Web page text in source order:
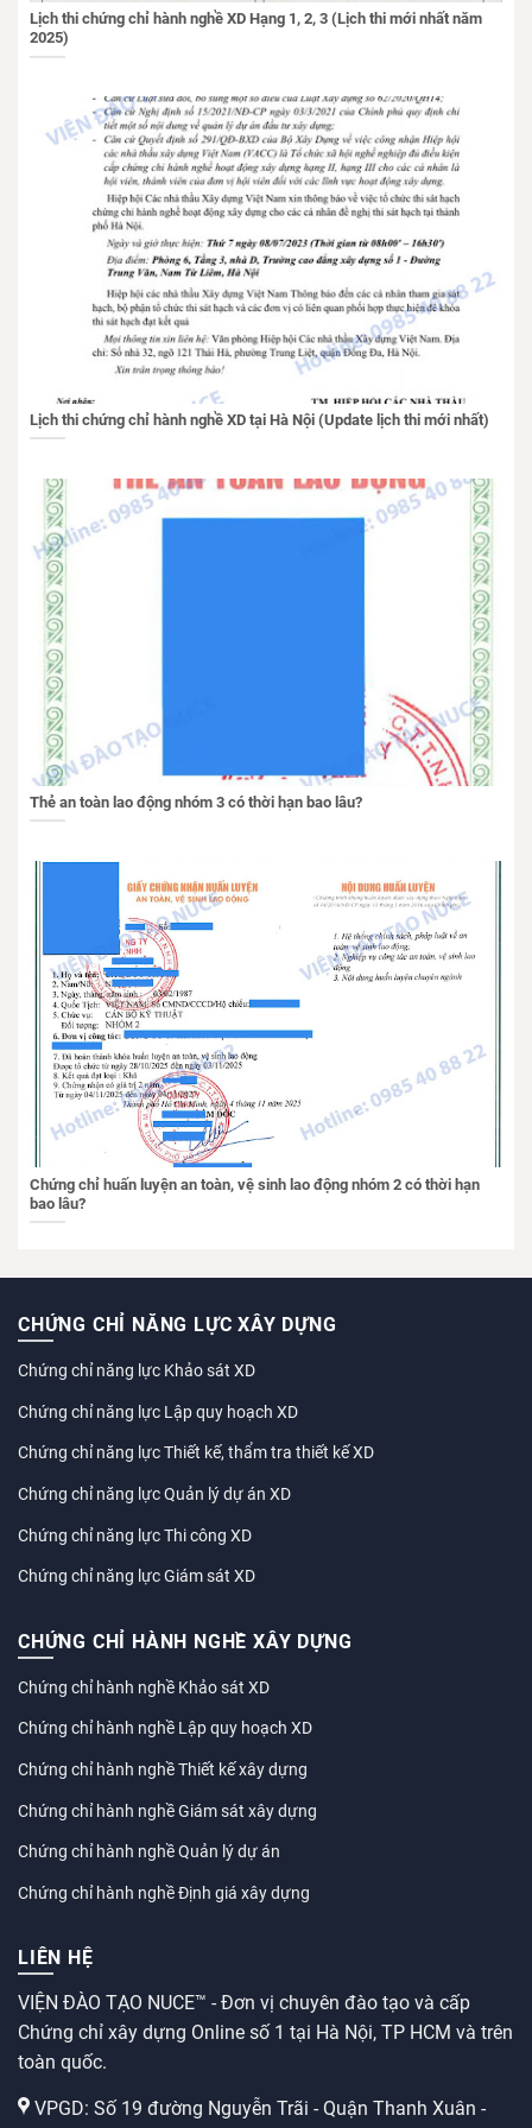
Lịch thi chứng chỉ hành nghề XD Hạng 1, 2, 3 (Lịch thi mới nhất năm
2025)
Lịch thi chứng chỉ hành nghề XD tại Hà Nội (Update lịch thi mới nhất)
Thẻ an toàn lao động nhóm 3 có thời hạn bao lâu?
Chứng chỉ huấn luyện an toàn, vệ sinh lao động nhóm 2 có thời hạn
bao lâu?
CHỨNG CHỈ NĂNG LỰC XÂY DỰNG
Chứng chỉ năng lực Khảo sát XD
Chứng chỉ năng lực Lập quy hoạch XD
Chứng chỉ năng lực Thiết kế, thẩm tra thiết kế XD
Chứng chỉ năng lực Quản lý dự án XD
Chứng chỉ năng lực Thi công XD
Chứng chỉ năng lực Giám sát XD
CHỨNG CHỈ HÀNH NGHỀ XÂY DỰNG
Chứng chỉ hành nghề Khảo sát XD
Chứng chỉ hành nghề Lập quy hoạch XD
Chứng chỉ hành nghề Thiết kế xây dựng
Chứng chỉ hành nghề Giám sát xây dựng
Chứng chỉ hành nghề Quản lý dự án
Chứng chỉ hành nghề Định giá xây dựng
LIÊN HỆ
VIỆN ĐÀO TẠO NUCE™ - Đơn vị chuyên đào tạo và cấp
Chứng chỉ xây dựng Online số 1 tại Hà Nội, TP HCM và trên
toàn quốc.
VPGD: Số 19 đường Nguyễn Trãi - Quận Thanh Xuân -